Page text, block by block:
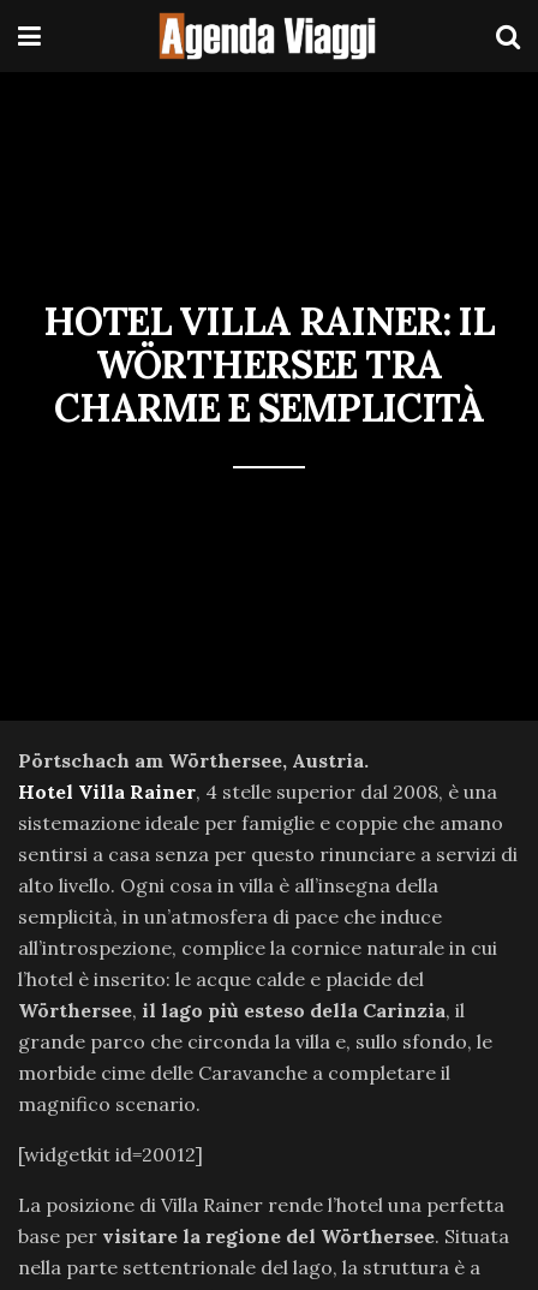
HOTEL VILLA RAINER: IL
WÖRTHERSEE TRA
CHARME E SEMPLICITÀ
Pörtschach am Wörthersee, Austria.
Hotel Villa Rainer, 4 stelle superior dal 2008, è una
sistemazione ideale per famiglie e coppie che amano
sentirsi a casa senza per questo rinunciare a servizi di
alto livello. Ogni cosa in villa è all’insegna della
semplicità, in un’atmosfera di pace che induce
all’introspezione, complice la cornice naturale in cui
l’hotel è inserito: le acque calde e placide del
Wörthersee, il lago più esteso della Carinzia, il
grande parco che circonda la villa e, sullo sfondo, le
morbide cime delle Caravanche a completare il
magnifico scenario.
[widgetkit id=20012]
La posizione di Villa Rainer rende l’hotel una perfetta
base per visitare la regione del Wörthersee. Situata
nella parte settentrionale del lago, la struttura è a